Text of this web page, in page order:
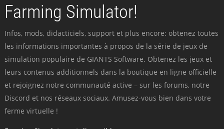
Farming Simulator!
Infos, mods, didacticiels, support et plus encore: obtenez toutes
les informations importantes à propos de la série de jeux de
simulation populaire de GIANTS Software. Obtenez les jeux et
leurs contenus additionnels dans la boutique en ligne officielle
et rejoignez notre communauté active – sur les forums, notre
Discord et nos réseaux sociaux. Amusez-vous bien dans votre
ferme virtuelle !